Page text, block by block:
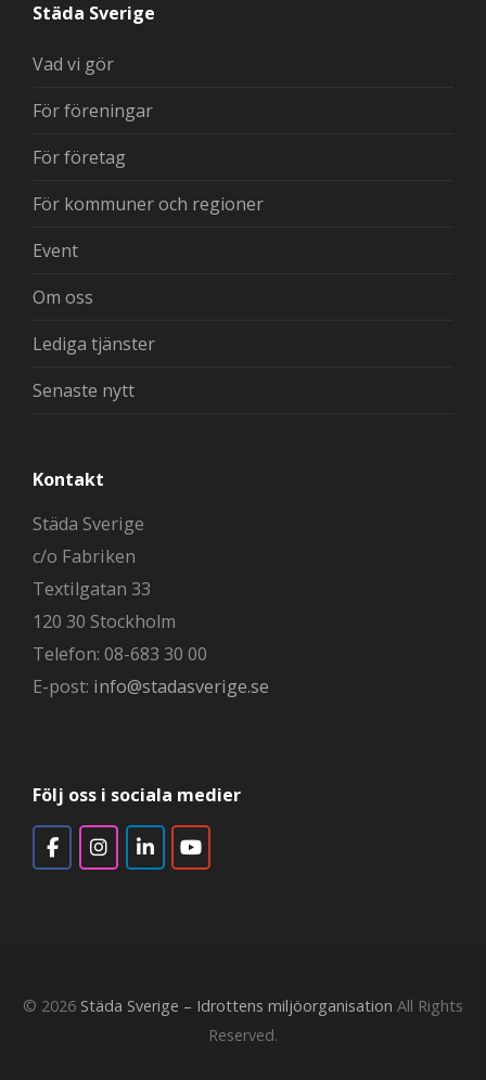
Städa Sverige
Vad vi gör
För föreningar
För företag
För kommuner och regioner
Event
Om oss
Lediga tjänster
Senaste nytt
Kontakt
Städa Sverige
c/o Fabriken
Textilgatan 33
120 30 Stockholm
Telefon: 08-683 30 00
E-post: info@stadasverige.se
Följ oss i sociala medier
© 2026 Städa Sverige – Idrottens miljöorganisation All Rights
Reserved.